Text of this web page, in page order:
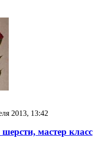
2013, 13:42
мастер класс